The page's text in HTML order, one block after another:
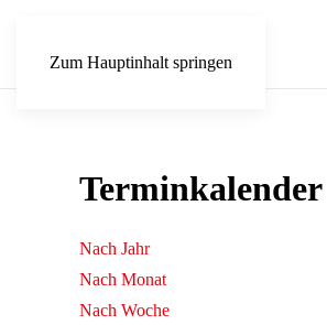
Zum Hauptinhalt springen
Terminkalender
Nach Jahr
Nach Monat
Nach Woche